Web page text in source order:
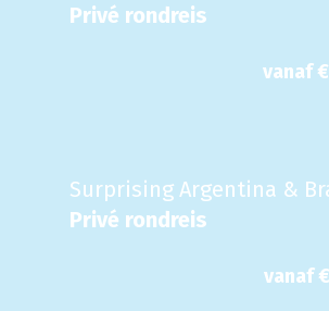
Privé rondreis
vanaf €
Surprising Argentina &
Privé rondreis
vanaf €